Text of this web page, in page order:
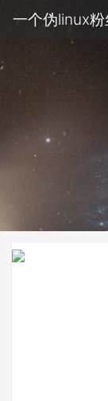
一个伪linux